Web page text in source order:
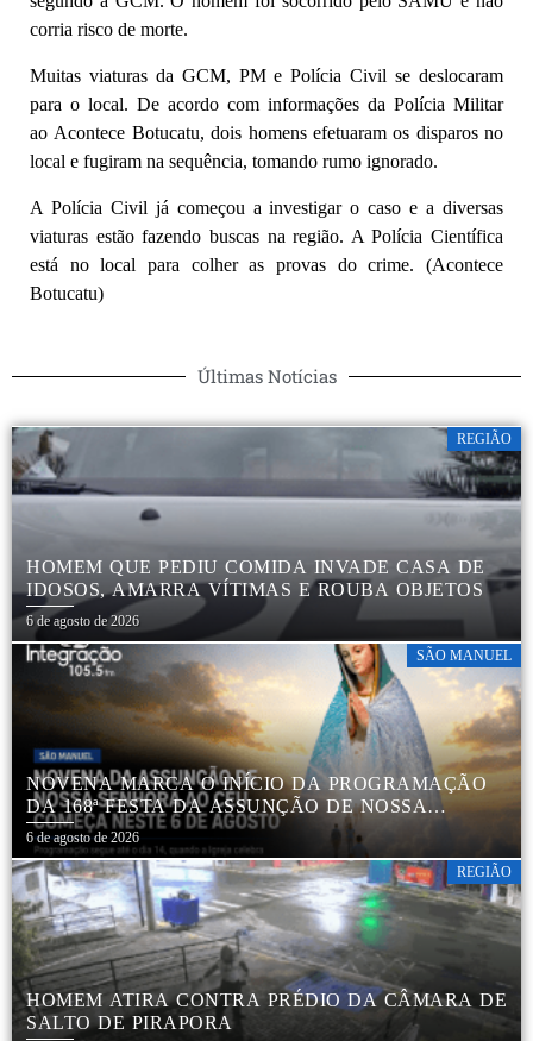
corria risco de morte.
Muitas viaturas da GCM, PM e Polícia Civil se deslocaram
para o local. De acordo com informações da Polícia Militar
ao Acontece Botucatu, dois homens efetuaram os disparos no
local e fugiram na sequência, tomando rumo ignorado.
A Polícia Civil já começou a investigar o caso e a diversas
viaturas estão fazendo buscas na região. A Polícia Científica
está no local para colher as provas do crime. (Acontece
Botucatu)
Últimas Notícias
REGIÃO
HOMEM QUE PEDIU COMIDA INVADE CASA DE
IDOSOS, AMARRA VÍTIMAS E ROUBA OBJETOS
6 de agosto de 2026
SÃO MANUEL
NOVENA MARCA O INÍCIO DA PROGRAMAÇÃO
DA 168ª FESTA DA ASSUNÇÃO DE NOSSA
SENHORA AO CÉU EM APARECIDA DE SÃO
MANUEL
6 de agosto de 2026
REGIÃO
HOMEM ATIRA CONTRA PRÉDIO DA CÂMARA DE
SALTO DE PIRAPORA